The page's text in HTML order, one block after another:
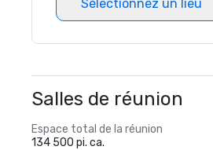
Sélectionnez un lieu
Salles de réunion
Espace total de la réunion
134 500 pi. ca.